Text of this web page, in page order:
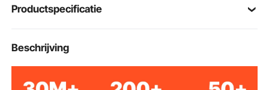
Productspecificatie
Artikelmodelnum
mer
Hoogte 12U
Beschrijving